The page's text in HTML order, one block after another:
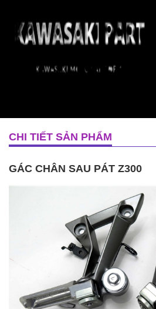
CHI TIẾT SẢN PHẨM
GÁC CHÂN SAU PÁT Z300